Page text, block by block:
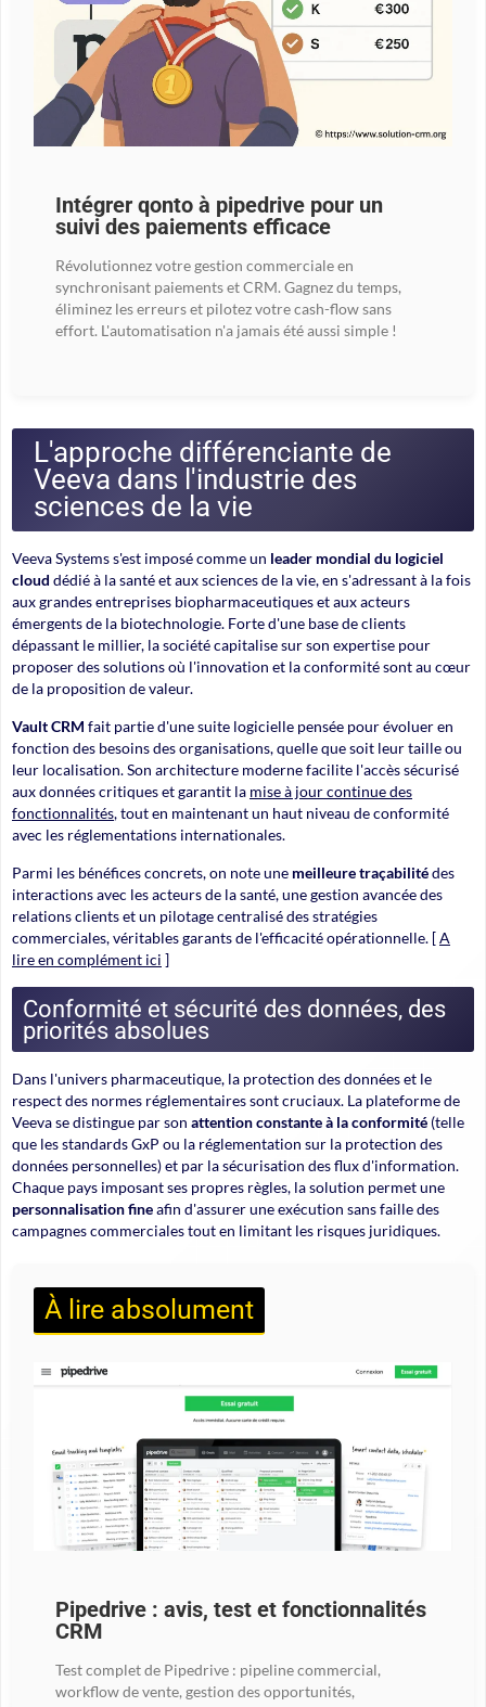
Intégrer qonto à pipedrive pour un
suivi des paiements efficace
Révolutionnez votre gestion commerciale en
synchronisant paiements et CRM. Gagnez du temps,
éliminez les erreurs et pilotez votre cash-flow sans
effort. L'automatisation n'a jamais été aussi simple !
L'approche différenciante de
Veeva dans l'industrie des
sciences de la vie
Veeva Systems s'est imposé comme un leader mondial du logiciel
cloud dédié à la santé et aux sciences de la vie, en s'adressant à la fois
aux grandes entreprises biopharmaceutiques et aux acteurs
émergents de la biotechnologie. Forte d'une base de clients
dépassant le millier, la société capitalise sur son expertise pour
proposer des solutions où l'innovation et la conformité sont au cœur
de la proposition de valeur.
Vault CRM fait partie d'une suite logicielle pensée pour évoluer en
fonction des besoins des organisations, quelle que soit leur taille ou
leur localisation. Son architecture moderne facilite l'accès sécurisé
aux données critiques et garantit la mise à jour continue des
fonctionnalités, tout en maintenant un haut niveau de conformité
avec les réglementations internationales.
Parmi les bénéfices concrets, on note une meilleure traçabilitédes
interactions avec les acteurs de la santé, une gestion avancée des
relations clients et un pilotage centralisé des stratégies
commerciales, véritables garants de l'efficacité opérationnelle. [A
lire en complément ici ]
Conformité et sécurité des données, des
priorités absolues
Dans l'univers pharmaceutique, la protection des données et le
respect des normes réglementaires sont cruciaux. La plateforme de
Veeva se distingue par son attention constante à la conformité (telle
que les standards GxP ou la réglementation sur la protection des
données personnelles) et par la sécurisation des flux d'information.
Chaque pays imposant ses propres règles, la solution permet une
personnalisation fineafin d'assurer une exécution sans faille des
campagnes commerciales tout en limitant les risques juridiques.
À lire absolument
Pipedrive : avis, test et fonctionnalités
CRM
Test complet de Pipedrive : pipeline commercial,
workflow de vente, gestion des opportunités,